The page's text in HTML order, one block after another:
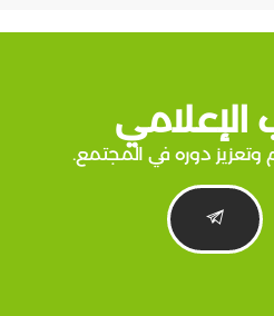
وتعزيز دوره في المجتمع.